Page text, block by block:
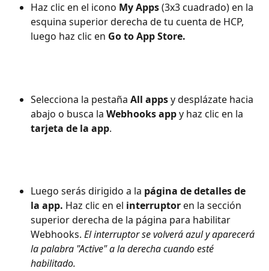
Haz clic en el icono My Apps (3x3 cuadrado) en la
esquina superior derecha de tu cuenta de HCP,
luego haz clic en Go to App Store.
Selecciona la pestaña All apps y desplázate hacia
abajo o busca la Webhooks app y haz clic en la
tarjeta de la app.
Luego serás dirigido a la página de detalles de
la app. Haz clic en el interruptor en la sección
superior derecha de la página para habilitar
Webhooks. El interruptor se volverá azul y aparecerá
la palabra "Active" a la derecha cuando esté
habilitado.